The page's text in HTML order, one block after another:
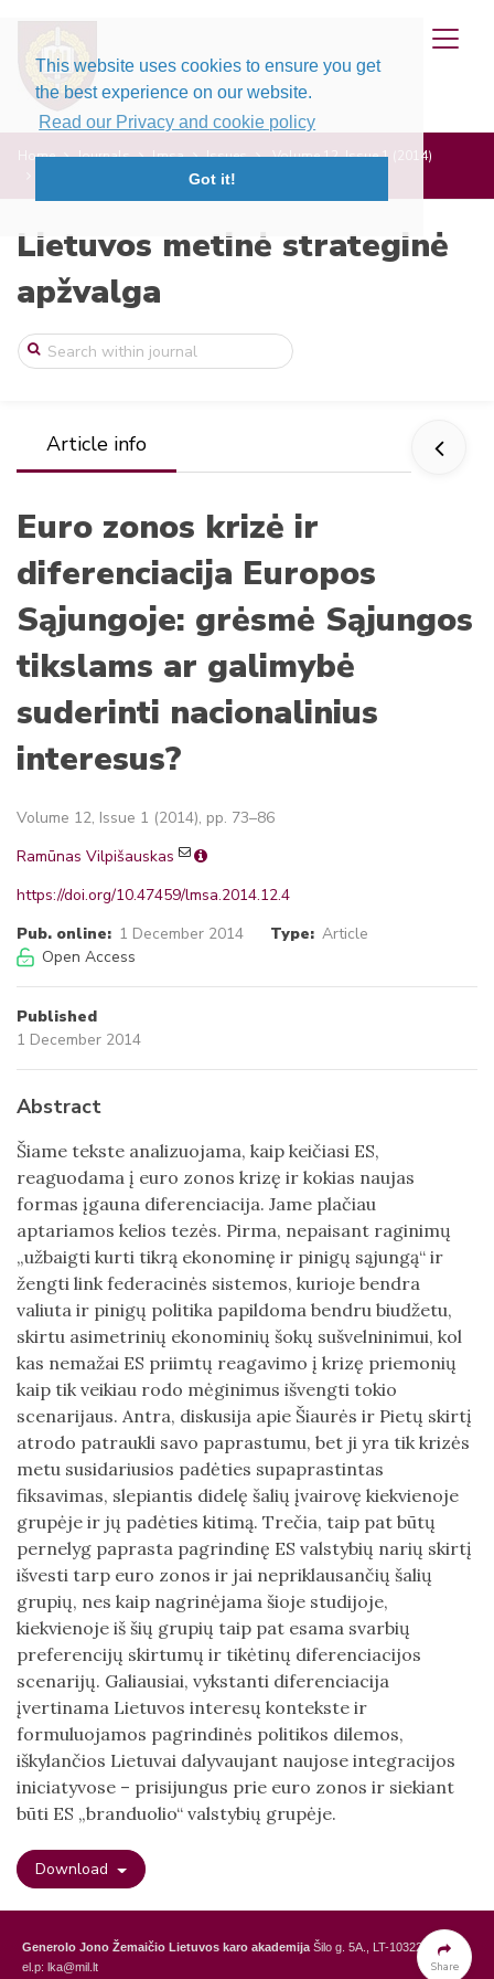
This website uses cookies to ensure you get
the best experience on our website.
Read our Privacy and cookie policy
Got it!
Home Journals lmsa Issues
Volume 12, Issue 1 (2014)
Euro zonos krizė ir diferenciacija Europ ...
Lietuvos metinė strateginė
apžvalga
Article info
Euro zonos krizė ir
diferenciacija Europos
Sąjungoje: grėsmė Sąjungos
tikslams ar galimybė
suderinti nacionalinius
interesus?
Volume 12, Issue 1 (2014), pp. 73–86
Ramūnas Vilpišauskas
https://doi.org/10.47459/lmsa.2014.12.4
Pub. online: 1 December 2014 Type: Article
Open Access
Published
1 December 2014
Abstract
Šiame tekste analizuojama, kaip keičiasi ES,
reaguodama į euro zonos krizę ir kokias naujas
formas įgauna diferenciacija. Jame plačiau
aptariamos kelios tezės. Pirma, nepaisant raginimų
„užbaigti kurti tikrą ekonominę ir pinigų sąjungą“ ir
žengti link federacinės sistemos, kurioje bendra
valiuta ir pinigų politika papildoma bendru biudžetu,
skirtu asimetrinių ekonominių šokų sušvelninimui, kol
kas nemažai ES priimtų reagavimo į krizę priemonių
kaip tik veikiau rodo mėginimus išvengti tokio
scenarijaus. Antra, diskusija apie Šiaurės ir Pietų skirtį
atrodo patraukli savo paprastumu, bet ji yra tik krizės
metu susidariusios padėties supaprastintas
fiksavimas, slepiantis didelę šalių įvairovę kiekvienoje
grupėje ir jų padėties kitimą. Trečia, taip pat būtų
pernelyg paprasta pagrindinę ES valstybių narių skirtį
išvesti tarp euro zonos ir jai nepriklausančių šalių
grupių, nes kaip nagrinėjama šioje studijoje,
kiekvienoje iš šių grupių taip pat esama svarbių
preferencijų skirtumų ir tikėtinų diferenciacijos
scenarijų. Galiausiai, vykstanti diferenciacija
įvertinama Lietuvos interesų kontekste ir
formuluojamos pagrindinės politikos dilemos,
iškylančios Lietuvai dalyvaujant naujose integracijos
iniciatyvose – prisijungus prie euro zonos ir siekiant
būti ES „branduolio“ valstybių grupėje.
Download
Share
Generolo Jono Žemaičio Lietuvos karo akademija Šilo g. 5A., LT-10322 Vilnius,
el.p: lka@mil.lt